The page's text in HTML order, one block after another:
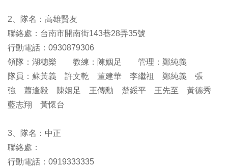
2、隊名：高雄賢友
聯絡處：台南市開南街143巷28弄35號
行動電話：0930879306
領隊：湖穗樂 教練：陳姻足 管理：鄭純義
隊員：蘇黃義 許文乾 董建華 李繼祖 鄭純義 張
強 蕭逢毅 陳姻足 王傳勳 楚綏平 王先至 黃德秀
藍志翔 黃懷台
3、隊名：中正
聯絡處：
行動電話：0919333335